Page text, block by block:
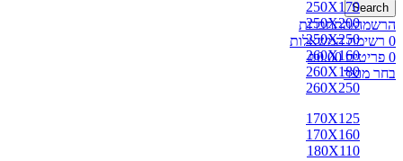
Search
הרשמה/התחברות
0 רשימת המשאלות
0 פריטים ₪0.00
בחר מוצר
250X170
250X200
250X250
260X160
260X180
260X250
170X125
170X160
180X110